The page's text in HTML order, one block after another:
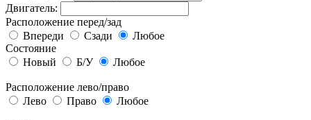
Двигатель:
Расположение перед/зад
Впереди
Сзади
Любое
Состояние
Новый
Б/У Любое
Расположение лево/право
Лево
Право Любое